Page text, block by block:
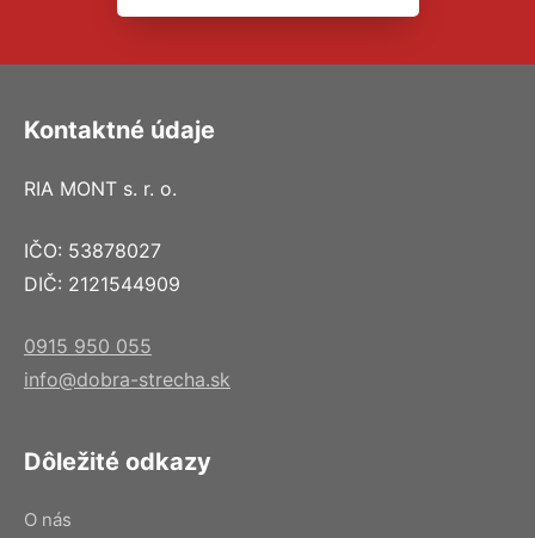
Kontaktné údaje
RIA MONT s. r. o.
IČO: 53878027
DIČ: 2121544909
0915 950 055
info@dobra-strecha.sk
Dôležité odkazy
O nás